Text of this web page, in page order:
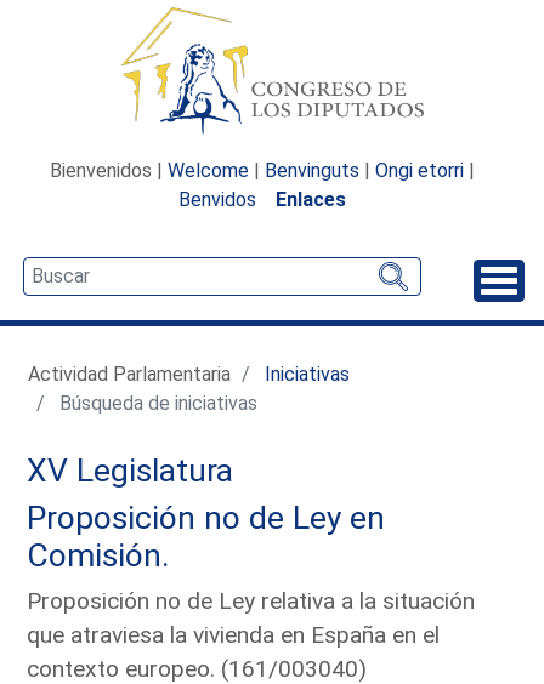
Bienvenidos | Welcome | Benvinguts | Ongi etorri |
Benvidos
Enlaces
Actividad Parlamentaria
Iniciativas
Búsqueda de iniciativas
XV Legislatura
Proposición no de Ley en
Comisión.
Proposición no de Ley relativa a la situación
que atraviesa la vivienda en España en el
contexto europeo. (161/003040)